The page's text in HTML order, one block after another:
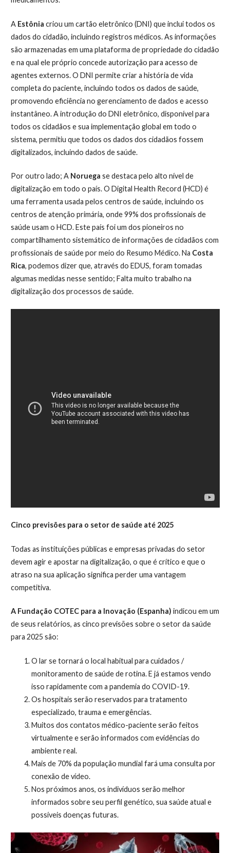
AEstônia criou um cartão eletrônico (DNI) que inclui todos os
dados do cidadão, incluindo registros médicos. As informações
são armazenadas em uma plataforma de propriedade do cidadão
e na qual ele próprio concede autorização para acesso de
agentes externos. O DNI permite criar a história de vida
completa do paciente, incluindo todos os dados de saúde,
promovendo eficiência no gerenciamento de dados e acesso
instantâneo. A introdução do DNI eletrônico, disponível para
todos os cidadãos e sua implementação global em todo o
sistema, permitiu que todos os dados dos cidadãos fossem
digitalizados, incluindo dados de saúde.
Por outro lado; A Noruega se destaca pelo alto nível de
digitalização em todo o país. O Digital Health Record (HCD) é
uma ferramenta usada pelos centros de saúde, incluindo os
centros de atenção primária, onde 99% dos profissionais de
saúde usam o HCD. Este país foi um dos pioneiros no
compartilhamento sistemático de informações de cidadãos com
profissionais de saúde por meio do Resumo Médico. Na Costa
Rica, podemos dizer que, através do EDUS, foram tomadas
algumas medidas nesse sentido; Falta muito trabalho na
digitalização dos processos de saúde.
Cinco previsões para o setor de saúde até 2025
Todas as instituições públicas e empresas privadas do setor
devem agir e apostar na digitalização, o que é crítico e que o
atraso na sua aplicação significa perder uma vantagem
competitiva.
A Fundação COTEC para a Inovação (Espanha) indicou em um
de seus relatórios, as cinco previsões sobre o setor da saúde
para 2025 são:
O lar se tornará o local habitual para cuidados /
monitoramento de saúde de rotina. E já estamos vendo
isso rapidamente com a pandemia do COVID-19.
Os hospitais serão reservados para tratamento
especializado, trauma e emergências.
Muitos dos contatos médico-paciente serão feitos
virtualmente e serão informados com evidências do
ambiente real.
Mais de 70% da população mundial fará uma consulta por
conexão de vídeo.
Nos próximos anos, os indivíduos serão melhor
informados sobre seu perfil genético, sua saúde atual e
possíveis doenças futuras.